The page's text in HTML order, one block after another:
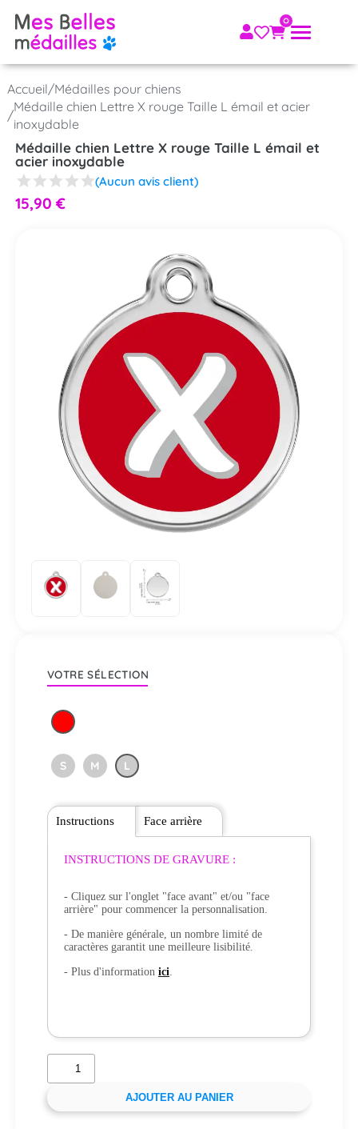
Accueil/Médailles pour chiens
/
Médaille chien Lettre X rouge Taille L émail et acier
inoxydable
Médaille chien Lettre X rouge Taille L émail et
acier inoxydable
(Aucun avis client)
15,90 €
VOTRE SÉLECTION
S M L
Instructions
INSTRUCTIONS DE GRAVURE :
- Cliquez sur l'onglet "face avant" et/ou "face
arrière" pour commencer la personnalisation.
- De manière générale, un nombre limité de
caractères garantit une meilleure lisibilité.
- Plus d'information ici.
Face arrière
AJOUTER AU PANIER